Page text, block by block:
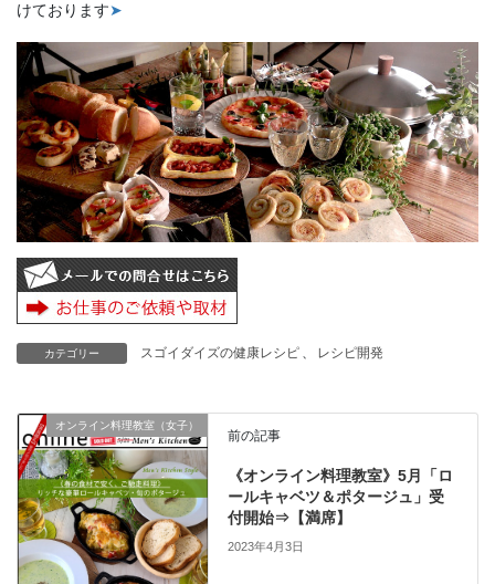
けております➤
カテゴリー スゴイダイズの健康レシピ レシピ開発
オンライン料理教室（女子）
前の記事
《オンライン料理教室》5月「ロ
ールキャベツ＆ポタージュ」受
付開始⇒【満席】
2023年4月3日